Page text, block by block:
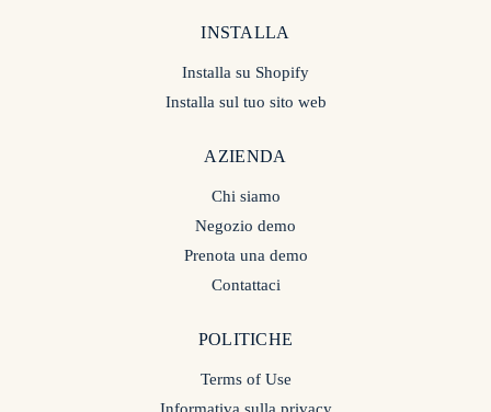
INSTALLA
Installa su Shopify
Installa sul tuo sito web
AZIENDA
Chi siamo
Negozio demo
Prenota una demo
Contattaci
POLITICHE
Terms of Use